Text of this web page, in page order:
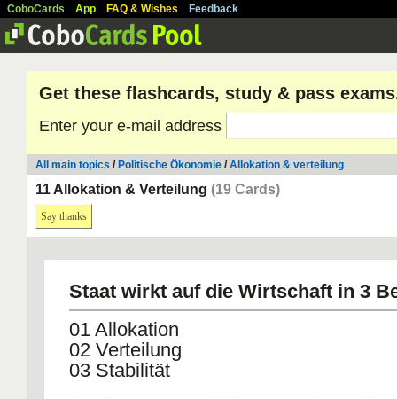
CoboCards App FAQ & Wishes Feedback
Get these flashcards, study & pass
Enter your e-mail address
All main topics / Politische Ökonomie /Allokation & verteilung
11 Allokation & Verteilung (19 Cards)
Say thanks
Staat wirkt auf die Wirtschaft in 3
01 Allokation
02 Verteilung
03 Stabilität